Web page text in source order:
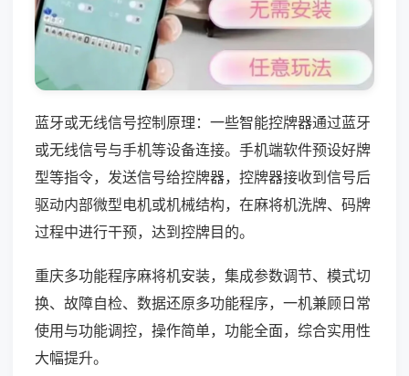
蓝牙或无线信号控制原理：一些智能控牌器通过蓝牙
或无线信号与手机等设备连接。手机端软件预设好牌
型等指令，发送信号给控牌器，控牌器接收到信号后
驱动内部微型电机或机械结构，在麻将机洗牌、码牌
过程中进行干预，达到控牌目的。
重庆多功能程序麻将机安装，集成参数调节、模式切
换、故障自检、数据还原多功能程序，一机兼顾日常
使用与功能调控，操作简单，功能全面，综合实用性
大幅提升。